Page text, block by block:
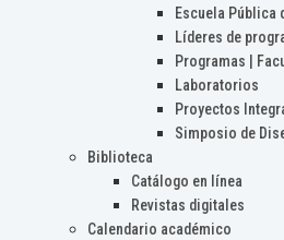
Escuela Pública
Líderes de
Programas |
Laboratorios
Proyectos
Simposio de
Biblioteca
Catálogo en línea
Revistas digitales
Calendario académico